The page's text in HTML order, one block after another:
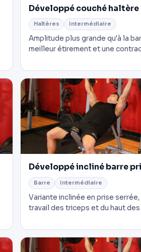
Développé couché haltère
Haltères Intermédiaire
Amplitude plus grande qu'à la
meilleur étirement et une
Développé incliné barre
Barre Intermédiaire
Variante inclinée en prise
travail des triceps et du haut des